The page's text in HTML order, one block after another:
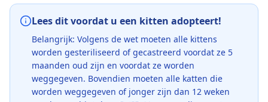
Lees dit voordat u een kitten adopteert!
Belangrijk: Volgens de wet moeten alle kittens
worden gesteriliseerd of gecastreerd voordat ze 5
maanden oud zijn en voordat ze worden
weggegeven. Bovendien moeten alle katten die
worden weggegeven of jonger zijn dan 12 weken